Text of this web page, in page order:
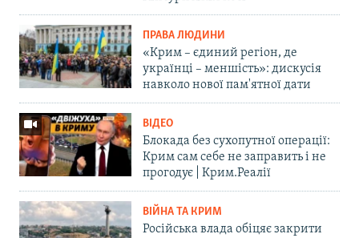
ПРАВА ЛЮДИНИ
«Крим – єдиний регіон, де
українці – меншість»: дискусія
навколо нової пам'ятної дати
ВІДЕО
Блокада без сухопутної операції:
Крим сам себе не заправить і не
прогодує | Крим.Реалії
ВІЙНА ТА КРИМ
Російська влада обіцяє закрити